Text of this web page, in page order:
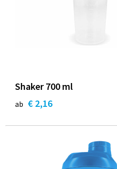
Shaker 700 ml
ab € 2,16